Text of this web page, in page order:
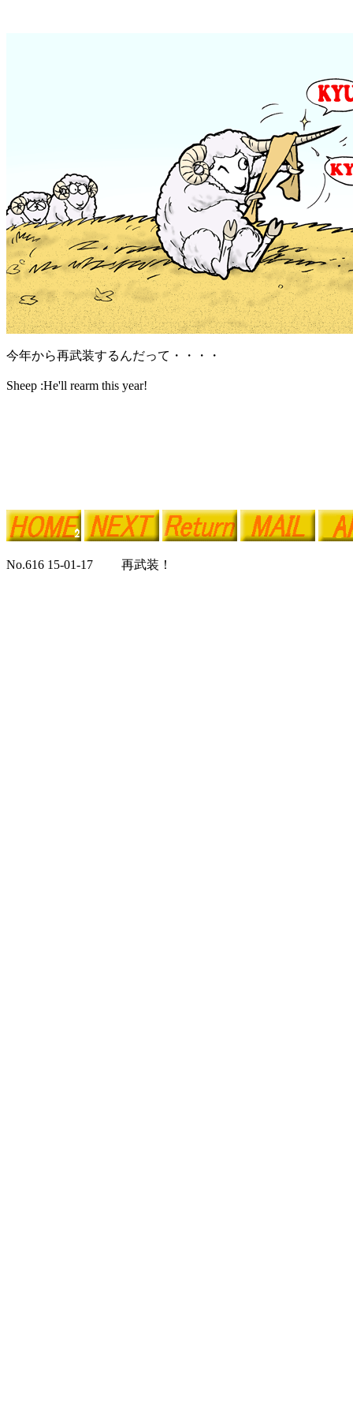
今年から再武装するんだって・・・・
Sheep :He'll rearm this year!
No.616 15-01-17 再武装！